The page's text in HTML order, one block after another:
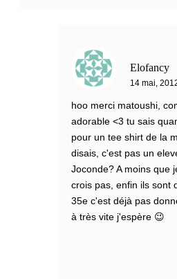
Elofancy
14 mai,
hoo merci matoushi,
adorable <3 tu sais
pour un tee shirt de la
disais, c'est pas un
Joconde? A moins que
crois pas, enfin ils sont
35e c'est déjà pas
à très vite j'espère 😉